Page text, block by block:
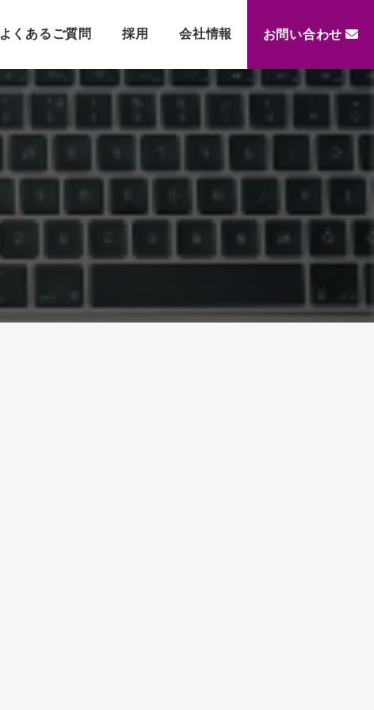
よくあるご質問 採用 会社情報 お問い合わせ